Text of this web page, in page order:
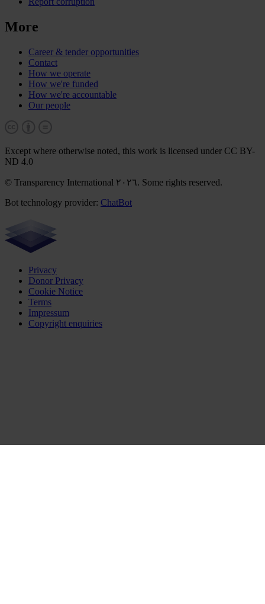
More
Career & tender opportunities
Contact
How we operate
How we're funded
How we're accountable
Our people
Except where otherwise noted, this work is licensed under CC BY-
ND 4.0
© Transparency International ٢٠٢٦. Some rights reserved.
Bot technology provider: ChatBot
Privacy
Donor Privacy
Cookie Notice
Terms
Impressum
Copyright enquiries